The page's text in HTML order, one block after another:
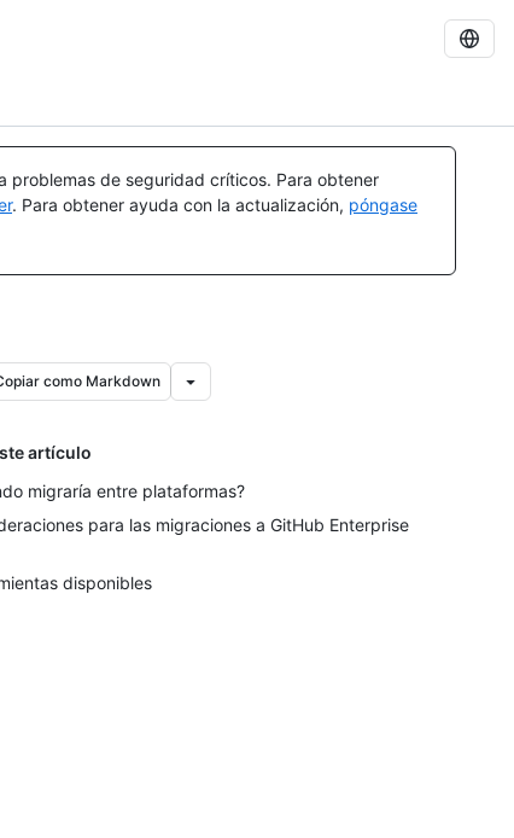
problemas de seguridad críticos. Para obtener
. Para obtener ayuda con la actualización, póngase
como Markdown
artículo
migraría entre plataformas?
para las migraciones a GitHub Enterprise
disponibles